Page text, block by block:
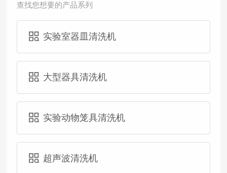
查找您想要的产品系列
实验室器皿清洗机
大型器具清洗机
实验动物笼具清洗机
超声波清洗机